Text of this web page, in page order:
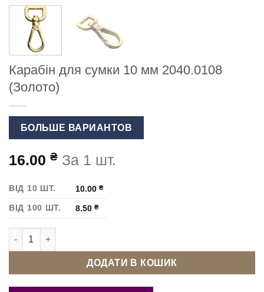
Карабін для сумки 10 мм 2040.0108
(Золото)
БОЛЬШЕ ВАРИАНТОВ
16.00 ₴ За 1 шт.
ВІД 10 ШТ. 10.00₴
ВІД 100 ШТ. 8.50₴
Карабін для сумки 10 мм 2040.0108 (Золото) кількість
ДОДАТИ В КОШИК